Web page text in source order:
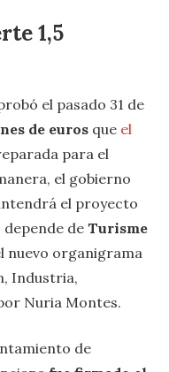
1,5
el pasado 31 de
de euros que el
para el
el gobierno
el proyecto
depende de Turisme
nuevo organigrama
Industria,
Nuria Montes.
de